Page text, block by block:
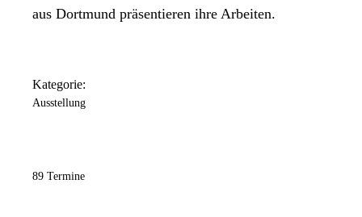
aus Dortmund präsentieren ihre Arbeiten.
Kategorie:
Ausstellung
89 Termine